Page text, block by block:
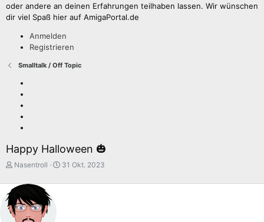
oder andere an deinen Erfahrungen teilhaben lassen. Wir wünschen
dir viel Spaß hier auf AmigaPortal.de
Anmelden
Registrieren
Smalltalk / Off Topic
Happy Halloween 🎃
E
s
e
l
Nasentroll
E
s
31 Okt. 2023